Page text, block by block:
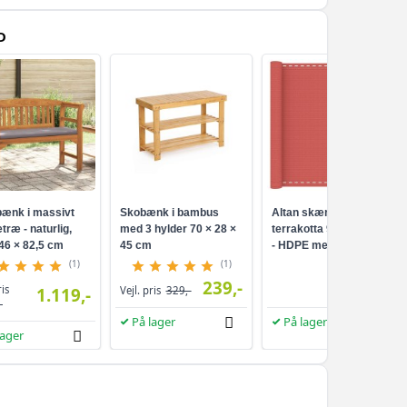
cm - 1 stk
1 stk
1 stk
cm - 1 stk 609,-
- 1 stk
648,-
- 1 stk
682,-
619,-
cm - 1 stk
i massivt
- naturlig,
× 82,5 cm
(1)
1.119,-
Skobænk i bambus
med 3 hylder 70 × 28 ×
45 cm
(1)
Vejl. pris 329,- 239,-
På lager
Altan skærm i
terrakotta 90 × 800 cm
- HDPE med
På lager